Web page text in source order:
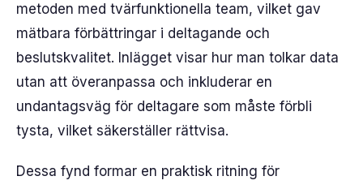
metoden med tvärfunktionella team, vilket gav
mätbara förbättringar i deltagande och
beslutskvalitet. Inlägget visar hur man tolkar data
utan att överanpassa och inkluderar en
undantagsväg för deltagare som måste förbli
tysta, vilket säkerställer rättvisa.
Dessa fynd formar en praktisk ritning för